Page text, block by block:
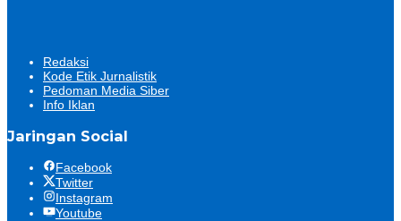
Redaksi
Kode Etik Jurnalistik
Pedoman Media Siber
Info Iklan
Jaringan Social
Facebook
Twitter
Instagram
Youtube